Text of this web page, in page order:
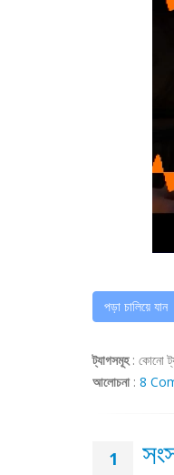
পড়া চালিয়ে যান
ট্যাগসমূহ: কোনো
আলোচনা: 8
1